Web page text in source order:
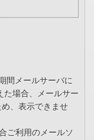
間メールサーバに
た場合、メールサー
、表示できませ
ご利用のメールソ